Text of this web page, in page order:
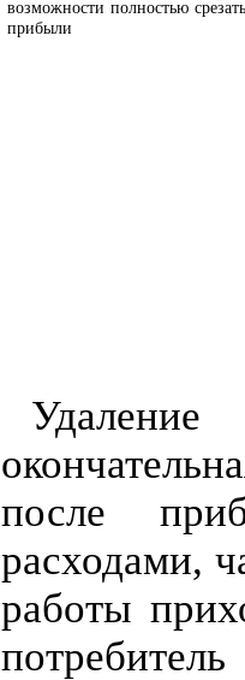
возможности полностью
прибыли
Удаление
после
расходами,
работы